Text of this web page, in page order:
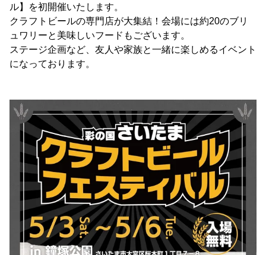
ル】を初開催いたします。
クラフトビールの専門店が大集結！会場には約20のブリ
ュワリーと美味しいフードもございます。
ステージ企画など、友人や家族と一緒に楽しめるイベント
になっております。